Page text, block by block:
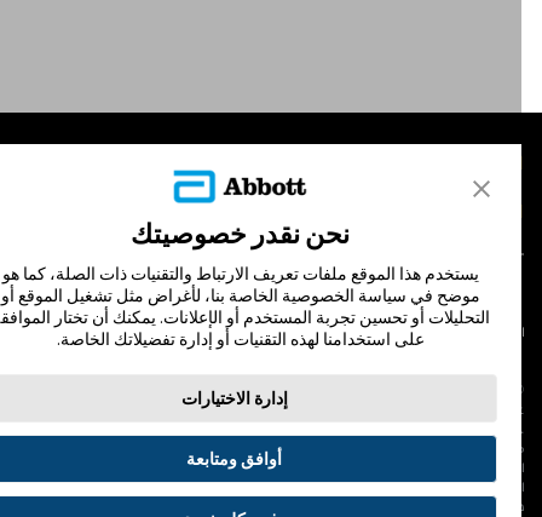
والأحكام سياسة الخصوصية
المجس، فري ستايل، وليبري، والعلامات التجارية ذات الصلة هي علامات لشركة أبوت
لا يجوز استخدام أي علامة تجارية أو الاسم التجاري أو المظهر التجاري لأبوت في هذا الموقع
دون الحصول على إذن كتابي مسبق من أبوت، إلا لتحديد منتج أو خدمات الشركة. هذا
والمعلومات التي تحتويه مقصودة لسكان دولة جمهورية مصر العربية فقط. إن
والبيانات الواردة صورية لأغراض توضيحية فقط. ولا تمثل مريضًا حقيقيًا أو بيانات
نحن نقدر خصوصيتك
يستخدم هذا الموقع ملفات تعريف الارتباط والتقنيات ذات الصلة، كما هو
موضح في سياسة الخصوصية الخاصة بنا، لأغراض مثل تشغيل الموقع أو
التحليلات أو تحسين تجربة المستخدم أو الإعلانات. يمكنك أن تختار الموافقة
على استخدامنا لهذه التقنيات أو إدارة تفضيلاتك الخاصة.
إدارة الاختيارات
أوافق ومتابعة